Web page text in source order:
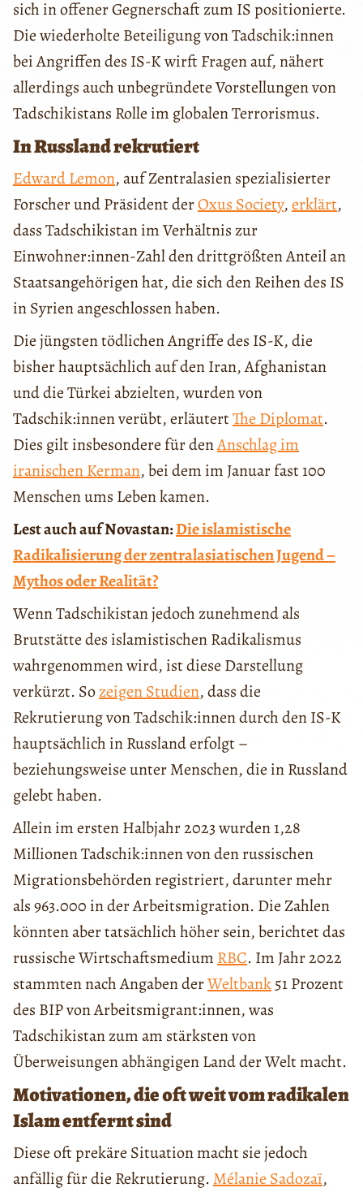
sich in offener Gegnerschaft zum IS positionierte.
Die wiederholte Beteiligung von Tadschik:innen
bei Angriffen des IS-K wirft Fragen auf, nähert
allerdings auch unbegründete Vorstellungen von
Tadschikistans Rolle im globalen Terrorismus.
In Russland rekrutiert
Edward Lemon, auf Zentralasien spezialisierter
Forscher und Präsident derOxus Society,erklärt,
dass Tadschikistan im Verhältnis zur
Einwohner:innen-Zahl den drittgrößten Anteil an
Staatsangehörigen hat, die sich den Reihen des IS
in Syrien angeschlossen haben.
Die jüngsten tödlichen Angriffe des IS-K, die
bisher hauptsächlich auf den Iran, Afghanistan
und die Türkei abzielten, wurden von
Tadschik:innen verübt, erläutertThe Diplomat.
Dies gilt insbesondere für denAnschlag im
iranischen Kerman, bei dem im Januar fast 100
Menschen ums Leben kamen.
Lest auch auf Novastan:Die islamistische
Radikalisierung der zentralasiatischen Jugend –
Mythos oder Realität?
Wenn Tadschikistan jedoch zunehmend als
Brutstätte des islamistischen Radikalismus
wahrgenommen wird, ist diese Darstellung
verkürzt. Sozeigen Studien, dass die
Rekrutierung von Tadschik:innen durch den IS-K
hauptsächlich in Russland erfolgt –
beziehungsweise unter Menschen, die in Russland
gelebt haben.
Allein im ersten Halbjahr 2023 wurden 1,28
Millionen Tadschik:innen von den russischen
Migrationsbehörden registriert, darunter mehr
als 963.000 in der Arbeitsmigration. Die Zahlen
könnten aber tatsächlich höher sein, berichtet das
russische Wirtschaftsmedium RBC. Im Jahr 2022
stammten nach Angaben derWeltbank51 Prozent
des BIP von Arbeitsmigrant:innen, was
Tadschikistan zum am stärksten von
Überweisungen abhängigen Land der Welt macht.
Motivationen, die oft weit vom radikalen
Islam entfernt sind
Diese oft prekäre Situation macht sie jedoch
anfällig für die Rekrutierung. Mélanie Sadozaï,